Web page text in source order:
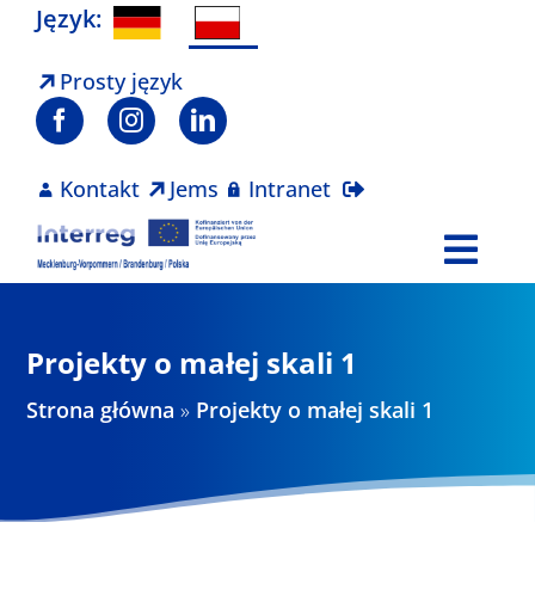
Skip
content
Język:
Prosty język
Kontakt Jems Intranet
Projekty
Projekty o małej skali 1
Strona główna » Projekty o małej skali 1